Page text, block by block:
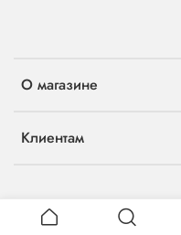
О магазине
Клиентам